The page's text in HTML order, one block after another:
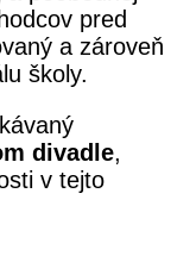
pred
a zároveň
školy.
divadle,
v tejto